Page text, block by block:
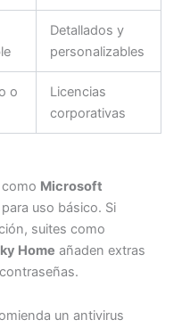
Detallados y
personalizables
o
Licencias
corporativas
Microsoft
uso básico. Si
suites como
Home añaden extras
un antivirus